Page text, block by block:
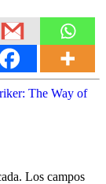
The Way of
Los campos